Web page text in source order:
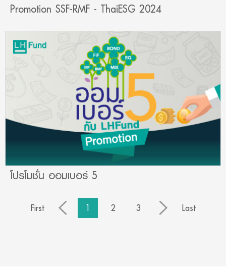
Promotion SSF-RMF - ThaiESG 2024
โปรโมชั่น ออมเบอร์ 5
First 1 2 3 Last